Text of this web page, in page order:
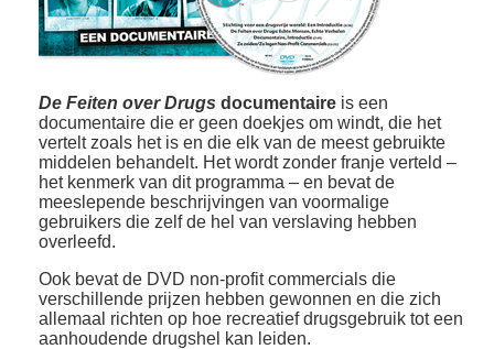
De Feiten over Drugs documentaire is een
documentaire die er geen doekjes om windt, die het
vertelt zoals het is en die elk van de meest gebruikte
middelen behandelt. Het wordt zonder franje verteld –
het kenmerk van dit programma – en bevat de
meeslepende beschrijvingen van voormalige
gebruikers die zelf de hel van verslaving hebben
overleefd.
Ook bevat de DVD non-profit commercials die
verschillende prijzen hebben gewonnen en die zich
allemaal richten op hoe recreatief drugsgebruik tot een
aanhoudende drugshel kan leiden.